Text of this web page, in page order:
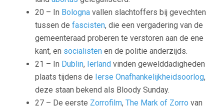
20 – In Bologna vallen slachtoffers bij gevechten
tussen de fascisten, die een vergadering van de
gemeenteraad proberen te verstoren aan de ene
kant, en socialisten en de politie anderzijds.
21 – In Dublin, Ierland vinden gewelddadigheden
plaats tijdens de Ierse Onafhankelijkheidsoorlog,
deze staan bekend als Bloody Sunday.
27 – De eerste Zorrofilm, The Mark of Zorro van